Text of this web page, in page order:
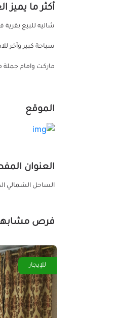
أكثر ما يميز
سباحة كبير وآخر
ماركت وامام جملة
الموقع
العنوان
الساحل الشمالي
فرص
للإيجار